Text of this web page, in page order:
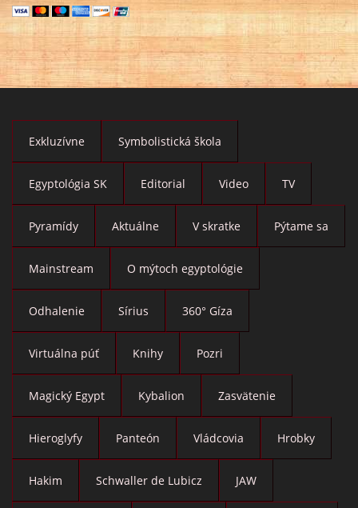
Exkluzívne Symbolistická škola
Egyptológia SK Editorial Video TV
Pyramídy Aktuálne V skratke Pýtame sa
Mainstream O mýtoch egyptológie
Odhalenie Sírius 360° Gíza
Virtuálna púť Knihy Pozri
Magický Egypt Kybalion Zasvätenie
Hieroglyfy Panteón Vládcovia Hrobky
Hakim Schwaller de Lubicz JAW